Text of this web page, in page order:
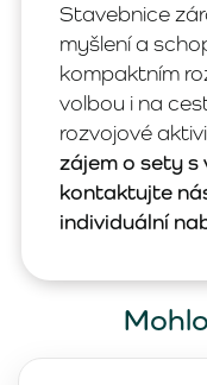
Stavebnice
myšlení a
kompaktním
volbou i na
rozvojové
zájem o sety s
kontaktujte
individuální